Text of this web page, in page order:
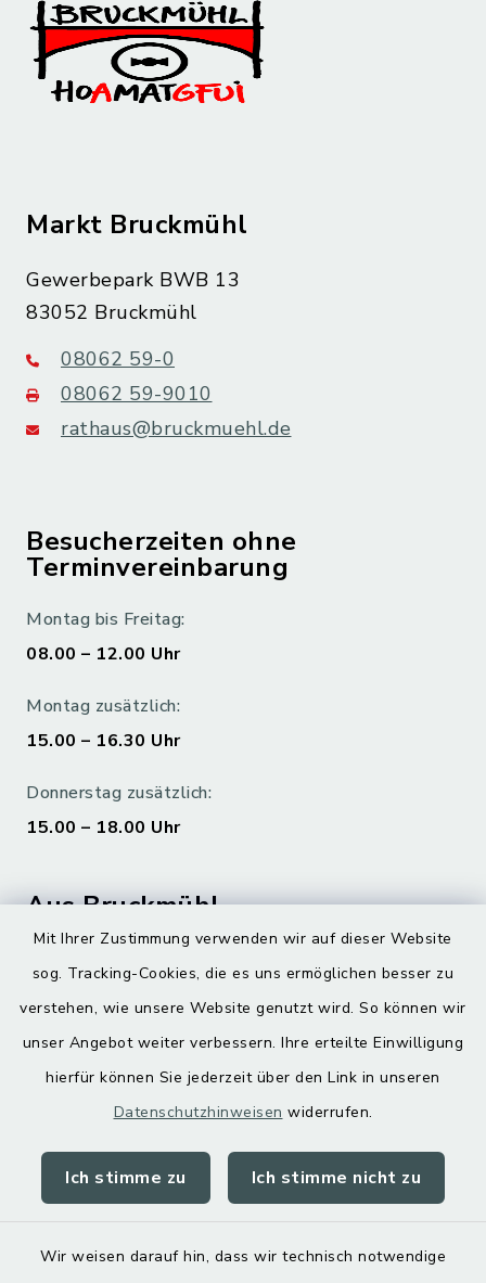
Mit Ihrer Zustimmung verwenden wir auf dieser Website
sog. Tracking-Cookies, die es uns ermöglichen besser zu
verstehen, wie unsere Website genutzt wird. So können wir
unser Angebot weiter verbessern. Ihre erteilte Einwilligung
hierfür können Sie jederzeit über den Link in unseren
Datenschutzhinweisen widerrufen.
Ich stimme zu Ich stimme nicht zu
Wir weisen darauf hin, dass wir technisch notwendige
Markt Bruckmühl
Gewerbepark BWB 13
83052 Bruckmühl
08062 59-0
08062 59-9010
rathaus@bruckmuehl.de
Besucherzeiten ohne
Terminvereinbarung
Montag bis Freitag:
08.00 – 12.00 Uhr
Montag zusätzlich:
15.00 – 16.30 Uhr
Donnerstag zusätzlich:
15.00 – 18.00 Uhr
Aus Bruckmühl
Digitaler Ortsplan
Kontakt